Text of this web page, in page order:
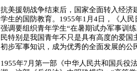
抗美援朝战争结束后，国家全面转入经
学生的国防教育。1955年1月4日，《人
强调要组织青年学生“在暑期试办军事训
民特别是我国青年不只是具有高度的爱
初步军事知识，成为优秀的全面发展的公
1955年7月第一部《中华人民共和国兵役